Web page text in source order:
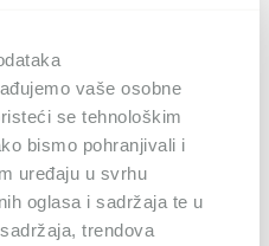
vaše osobne
se tehnološkim
bismo pohranjivali i
uređaju u svrhu
oglasa i sadržaja te u
trendova